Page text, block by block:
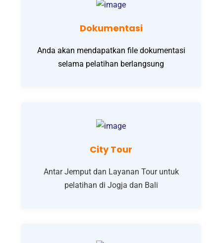
Dokumentasi
Anda akan mendapatkan file dokumentasi
selama pelatihan berlangsung
City Tour
Antar Jemput dan Layanan Tour untuk
pelatihan di Jogja dan Bali